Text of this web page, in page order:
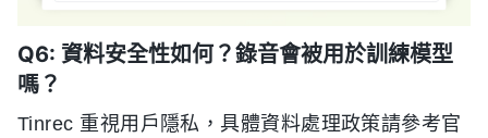
Q6: 資料安全性如何？錄音會被用於訓練模型
嗎？
Tinrec 重視用戶隱私，具體資料處理政策請參考官